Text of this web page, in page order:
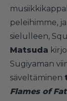
peleihimme,
sielulleen,
Matsuda
Sugiyaman
säveltäminen
Flames of